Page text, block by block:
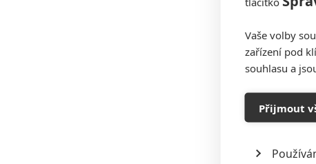
Vaše volby
zařízení pod
souhlasu a
Přijmout